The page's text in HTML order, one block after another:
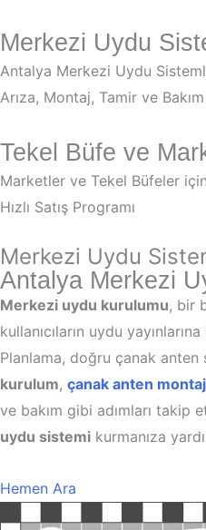
Merkezi Uydu
Antalya Merkezi Uydu
Arıza, Montaj, Tamir ve
Tekel Büfe ve
Marketler ve Tekel Büfeler
Hızlı Satış Programı
Merkezi Uydu
Antalya Merkezi
Merkezi uydu kurulumu, bir
kullanıcıların uydu
Planlama, doğru çanak anten
kurulum, çanak anten
ve bakım gibi adımları takip
uydu sistemi kurmanıza
Hemen Ara